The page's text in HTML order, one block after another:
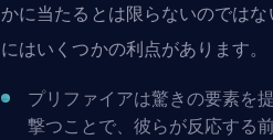
かに当たるとは限らないのでは
にはいくつかの利点があります。
プリファイアは驚きの要素を
撃つことで、彼らが反応する